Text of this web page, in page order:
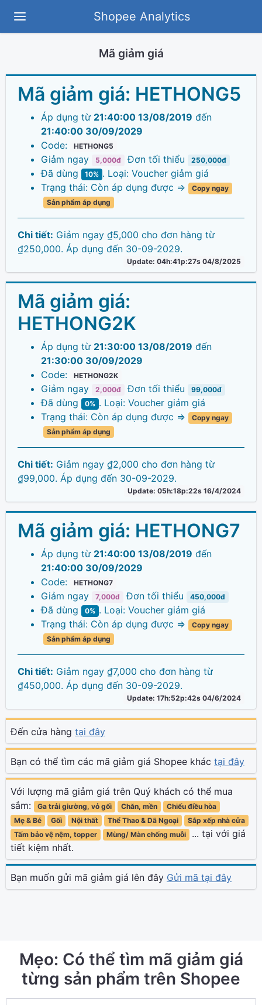
Shopee Analytics
Mã giảm giá
Mã giảm giá: HETHONG5
Áp dụng từ 21:40:00 13/08/2019 đến
21:40:00 30/09/2029
Code:
HETHONG5
Giảm ngay 5,000đ Đơn tối thiểu 250,000đ
Đã dùng 10% . Loại: Voucher giảm giá
Trạng thái: Còn áp dụng được =>
Copy ngay
Sản phẩm áp dụng
Chi tiết: Giảm ngay ₫5,000 cho đơn hàng từ
₫250,000. Áp dụng đến 30-09-2029.
Update: 04h:41p:27s 04/8/2025
Mã giảm giá:
HETHONG2K
Áp dụng từ 21:30:00 13/08/2019 đến
21:30:00 30/09/2029
Code:
HETHONG2K
Giảm ngay 2,000đ Đơn tối thiểu 99,000đ
Đã dùng 0% . Loại: Voucher giảm giá
Trạng thái: Còn áp dụng được =>
Copy ngay
Sản phẩm áp dụng
Chi tiết: Giảm ngay ₫2,000 cho đơn hàng từ
₫99,000. Áp dụng đến 30-09-2029.
Update: 05h:18p:22s 16/4/2024
Mã giảm giá: HETHONG7
Áp dụng từ 21:40:00 13/08/2019 đến
21:40:00 30/09/2029
Code:
HETHONG7
Giảm ngay 7,000đ Đơn tối thiểu 450,000đ
Đã dùng 0% . Loại: Voucher giảm giá
Trạng thái: Còn áp dụng được =>
Copy ngay
Sản phẩm áp dụng
Chi tiết: Giảm ngay ₫7,000 cho đơn hàng từ
₫450,000. Áp dụng đến 30-09-2029.
Update: 17h:52p:42s 04/6/2024
Đến cửa hàng tại đây
Bạn có thể tìm các mã giảm giá Shopee khác tại đây
Với lượng mã giảm giá trên Quý khách có thể mua
sắm:
Ga trải giường, vỏ gối Chăn, mền
Chiếu điều hòa
Mẹ & Bé
Gối Nội thất Thể Thao & Dã Ngoại
Sắp xếp nhà cửa
Tấm bảo vệ nệm, topper
Mùng/ Màn chống muỗi
... tại với giá
tiết kiệm nhất.
Bạn muốn gửi mã giảm giá lên đây Gửi mã tại đây
Mẹo: Có thể tìm mã giảm giá
từng sản phẩm trên Shopee